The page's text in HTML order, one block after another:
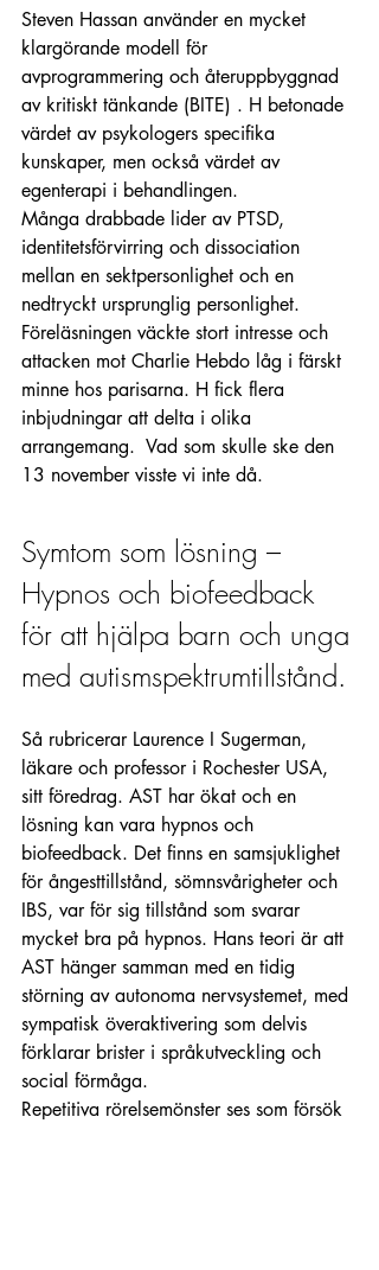
Steven Hassan använder en mycket
klargörande modell för
avprogrammering och återuppbyggnad
av kritiskt tänkande (BITE) . H betonade
värdet av psykologers specifika
kunskaper, men också värdet av
egenterapi i behandlingen.
Många drabbade lider av PTSD,
identitetsförvirring och dissociation
mellan en sektpersonlighet och en
nedtryckt ursprunglig personlighet.
Föreläsningen väckte stort intresse och
attacken mot Charlie Hebdo låg i färskt
minne hos parisarna. H fick flera
inbjudningar att delta i olika
arrangemang.  Vad som skulle ske den
13 november visste vi inte då.
Symtom som lösning –
Hypnos och biofeedback
för att hjälpa barn och unga
med autismspektrumtillstånd.
Så rubricerar Laurence I Sugerman,
läkare och professor i Rochester USA,
sitt föredrag. AST har ökat och en
lösning kan vara hypnos och
biofeedback. Det finns en samsjuklighet
för ångesttillstånd, sömnsvårigheter och
IBS, var för sig tillstånd som svarar
mycket bra på hypnos. Hans teori är att
AST hänger samman med en tidig
störning av autonoma nervsystemet, med
sympatisk överaktivering som delvis
förklarar brister i språkutveckling och
social förmåga.
Repetitiva rörelsemönster ses som försök